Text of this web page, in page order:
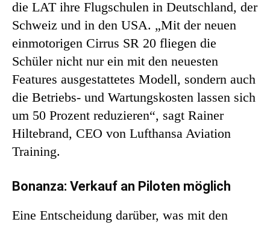
die LAT ihre Flugschulen in Deutschland, der
Schweiz und in den USA. „Mit der neuen
einmotorigen Cirrus SR 20 fliegen die
Schüler nicht nur ein mit den neuesten
Features ausgestattetes Modell, sondern auch
die Betriebs- und Wartungskosten lassen sich
um 50 Prozent reduzieren“, sagt Rainer
Hiltebrand, CEO von Lufthansa Aviation
Training.
Bonanza: Verkauf an Piloten möglich
Eine Entscheidung darüber, was mit den